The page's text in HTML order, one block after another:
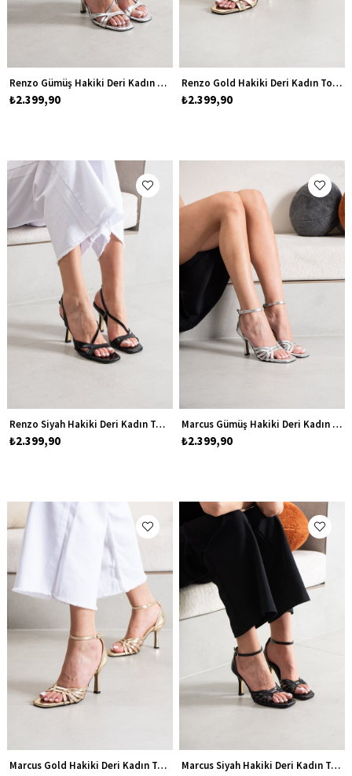
Renzo Gümüş Hakiki Deri Kadın Topuklu Ayakkabı
₺2.399,90
Renzo Gold Hakiki Deri Kadın Topuklu Ayakkabı
₺2.399,90
Renzo Siyah Hakiki Deri Kadın Topuklu Ayakkabı
₺2.399,90
Marcus Gümüş Hakiki Deri Kadın Topuklu Ayakkabı
₺2.399,90
Marcus Gold Hakiki Deri Kadın Topuklu Ayakkabı Marcus Siyah Hakiki Deri Kadın Topuklu Ayakkabı